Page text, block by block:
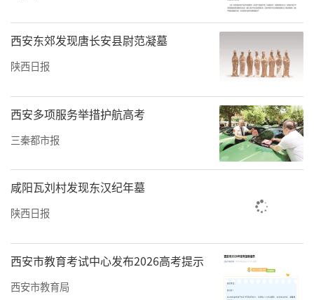
西安东郊发现唐长安县尉范凝墓
陕西日报
西安多项服务举措护航高考
三秦都市报
咸阳瓦刘村发现东汉纪年墓
陕西日报
西安市教育考试中心发布2026高考提示
西安市教育局